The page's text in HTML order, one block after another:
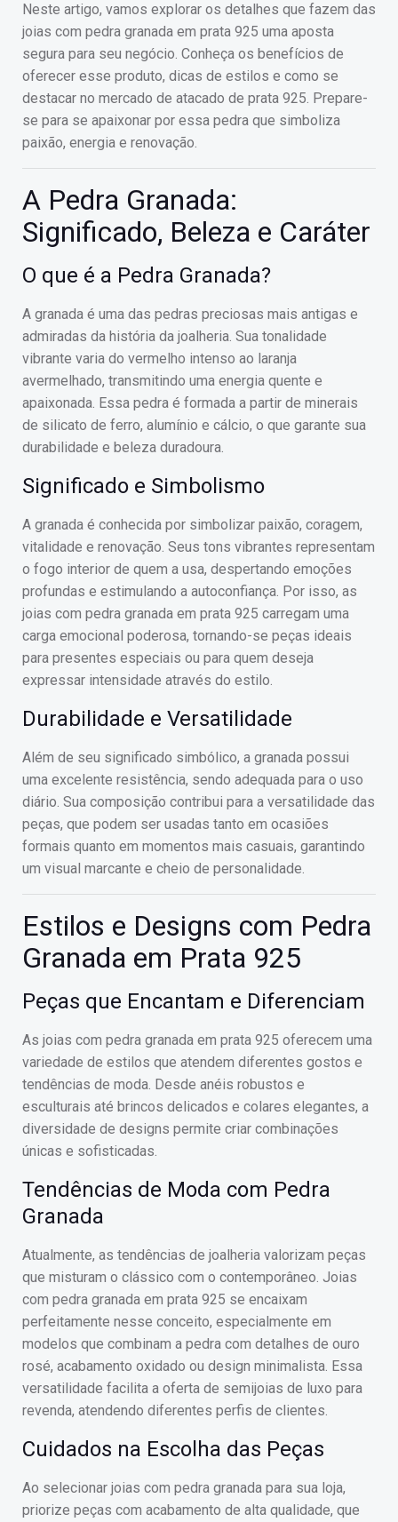
Neste artigo, vamos explorar os detalhes que fazem das
joias com pedra granada em prata 925 uma aposta
segura para seu negócio. Conheça os benefícios de
oferecer esse produto, dicas de estilos e como se
destacar no mercado de atacado de prata 925. Prepare-
se para se apaixonar por essa pedra que simboliza
paixão, energia e renovação.
A Pedra Granada:
Significado, Beleza e Caráter
O que é a Pedra Granada?
A granada é uma das pedras preciosas mais antigas e
admiradas da história da joalheria. Sua tonalidade
vibrante varia do vermelho intenso ao laranja
avermelhado, transmitindo uma energia quente e
apaixonada. Essa pedra é formada a partir de minerais
de silicato de ferro, alumínio e cálcio, o que garante sua
durabilidade e beleza duradoura.
Significado e Simbolismo
A granada é conhecida por simbolizar paixão, coragem,
vitalidade e renovação. Seus tons vibrantes representam
o fogo interior de quem a usa, despertando emoções
profundas e estimulando a autoconfiança. Por isso, as
joias com pedra granada em prata 925 carregam uma
carga emocional poderosa, tornando-se peças ideais
para presentes especiais ou para quem deseja
expressar intensidade através do estilo.
Durabilidade e Versatilidade
Além de seu significado simbólico, a granada possui
uma excelente resistência, sendo adequada para o uso
diário. Sua composição contribui para a versatilidade das
peças, que podem ser usadas tanto em ocasiões
formais quanto em momentos mais casuais, garantindo
um visual marcante e cheio de personalidade.
Estilos e Designs com Pedra
Granada em Prata 925
Peças que Encantam e Diferenciam
As joias com pedra granada em prata 925 oferecem uma
variedade de estilos que atendem diferentes gostos e
tendências de moda. Desde anéis robustos e
esculturais até brincos delicados e colares elegantes, a
diversidade de designs permite criar combinações
únicas e sofisticadas.
Tendências de Moda com Pedra
Granada
Atualmente, as tendências de joalheria valorizam peças
que misturam o clássico com o contemporâneo. Joias
com pedra granada em prata 925 se encaixam
perfeitamente nesse conceito, especialmente em
modelos que combinam a pedra com detalhes de ouro
rosé, acabamento oxidado ou design minimalista. Essa
versatilidade facilita a oferta de semijoias de luxo para
revenda, atendendo diferentes perfis de clientes.
Cuidados na Escolha das Peças
Ao selecionar joias com pedra granada para sua loja,
priorize peças com acabamento de alta qualidade, que